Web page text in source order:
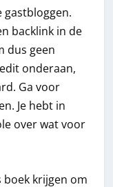
gastbloggen.
backlink in de
dus geen
onderaan,
Ga voor
Je hebt in
over wat voor
boek krijgen om